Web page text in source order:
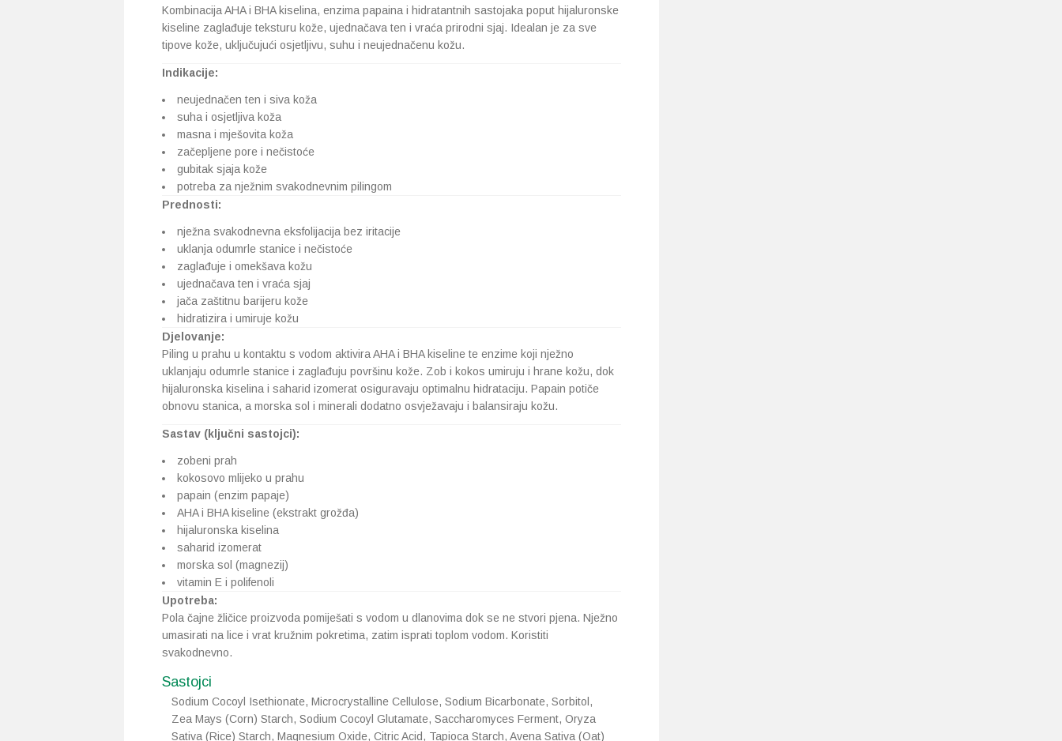
Kombinacija AHA i BHA kiselina, enzima papaina i hidratantnih sastojaka poput hijaluronske
kiseline zaglađuje teksturu kože, ujednačava ten i vraća prirodni sjaj. Idealan je za sve
tipove kože, uključujući osjetljivu, suhu i neujednačenu kožu.
Indikacije:
neujednačen ten i siva koža
suha i osjetljiva koža
masna i mješovita koža
začepljene pore i nečistoće
gubitak sjaja kože
potreba za nježnim svakodnevnim pilingom
Prednosti:
nježna svakodnevna eksfolijacija bez iritacije
uklanja odumrle stanice i nečistoće
zaglađuje i omekšava kožu
ujednačava ten i vraća sjaj
jača zaštitnu barijeru kože
hidratizira i umiruje kožu
Djelovanje:
Piling u prahu u kontaktu s vodom aktivira AHA i BHA kiseline te enzime koji nježno
uklanjaju odumrle stanice i zaglađuju površinu kože. Zob i kokos umiruju i hrane kožu, dok
hijaluronska kiselina i saharid izomerat osiguravaju optimalnu hidrataciju. Papain potiče
obnovu stanica, a morska sol i minerali dodatno osvježavaju i balansiraju kožu.
Sastav (ključni sastojci):
zobeni prah
kokosovo mlijeko u prahu
papain (enzim papaje)
AHA i BHA kiseline (ekstrakt grožđa)
hijaluronska kiselina
saharid izomerat
morska sol (magnezij)
vitamin E i polifenoli
Upotreba:
Pola čajne žličice proizvoda pomiješati s vodom u dlanovima dok se ne stvori pjena. Nježno
umasirati na lice i vrat kružnim pokretima, zatim isprati toplom vodom. Koristiti
svakodnevno.
Sastojci
Sodium Cocoyl Isethionate, Microcrystalline Cellulose, Sodium Bicarbonate, Sorbitol,
Zea Mays (Corn) Starch, Sodium Cocoyl Glutamate, Saccharomyces Ferment, Oryza
Sativa (Rice) Starch, Magnesium Oxide, Citric Acid, Tapioca Starch, Avena Sativa (Oat)